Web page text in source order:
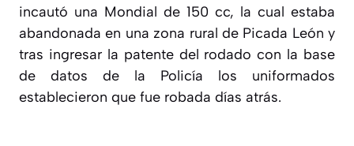
incautó una Mondial de 150 cc, la cual estaba
abandonada en una zona rural de Picada León y
tras ingresar la patente del rodado con la base
de datos de la Policía los uniformados
establecieron que fue robada días atrás.